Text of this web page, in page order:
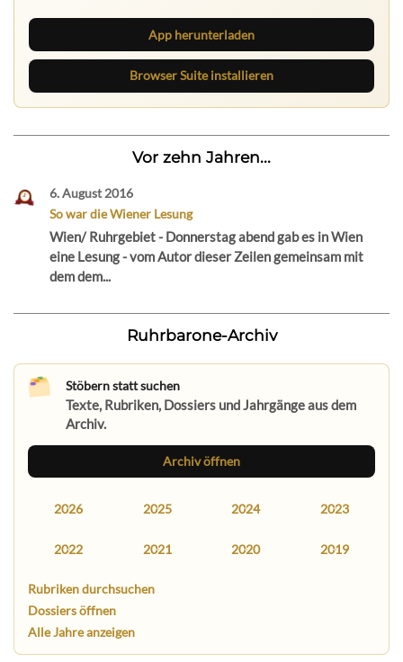
App herunterladen
Browser Suite installieren
Vor zehn Jahren...
6. August 2016
So war die Wiener Lesung
Wien/ Ruhrgebiet - Donnerstag abend gab es in Wien
eine Lesung - vom Autor dieser Zeilen gemeinsam mit
dem dem...
Ruhrbarone-Archiv
Stöbern statt suchen
Texte, Rubriken, Dossiers und Jahrgänge aus dem
Archiv.
Archiv öffnen
2026 2025 2024 2023
2022 2021 2020 2019
Rubriken durchsuchen
Dossiers öffnen
Alle Jahre anzeigen